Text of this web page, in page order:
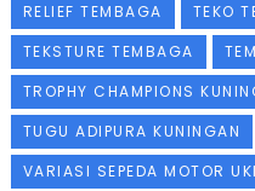
RELIEF TEMBAGA
TEKO
TEKSTURE TEMBAGA
TROPHY CHAMPIONS
TUGU ADIPURA KUNINGAN
VARIASI SEPEDA MOTOR